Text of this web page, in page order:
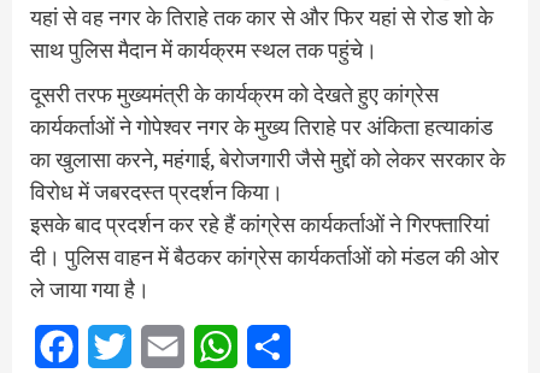
यहां से वह नगर के तिराहे तक कार से और फिर यहां से रोड शो के
साथ पुलिस मैदान में कार्यक्रम स्थल तक पहुंचे।
दूसरी तरफ मुख्यमंत्री के कार्यक्रम को देखते हुए कांग्रेस
कार्यकर्ताओं ने गोपेश्वर नगर के मुख्य तिराहे पर अंकिता हत्याकांड
का खुलासा करने, महंगाई, बेरोजगारी जैसे मुद्दों को लेकर सरकार के
विरोध में जबरदस्त प्रदर्शन किया।
इसके बाद प्रदर्शन कर रहे हैं कांग्रेस कार्यकर्ताओं ने गिरफ्तारियां
दी। पुलिस वाहन में बैठकर कांग्रेस कार्यकर्ताओं को मंडल की ओर
ले जाया गया है।
FacebookTwitter Email WhatsApp